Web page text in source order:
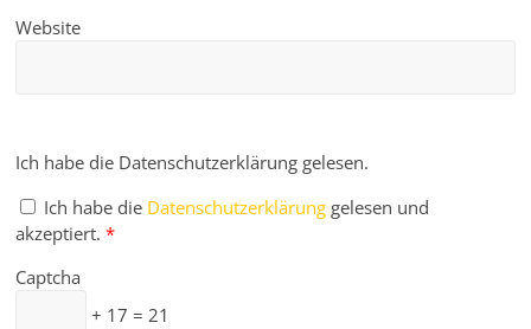
Website
Ich habe die Datenschutzerklärung gelesen.
Ich habe die Datenschutzerklärung gelesen und
akzeptiert. *
Captcha
+ 17 = 21